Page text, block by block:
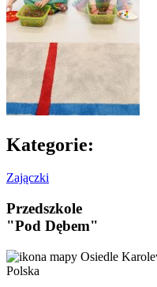
Kategorie:
Zajączki
Przedszkole
"Pod Dębem"
Osiedle
Polska